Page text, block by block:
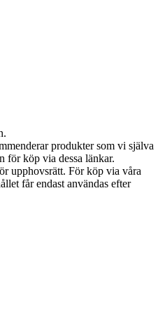
produkter som vi själva
för köp via dessa länkar.
upphovsrätt. För köp via våra
får endast användas efter